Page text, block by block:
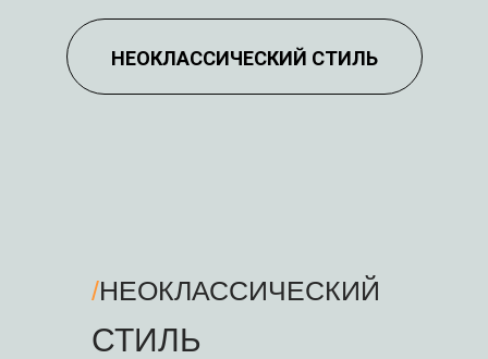
НЕОКЛАССИЧЕСКИЙ СТИЛЬ
/НЕОКЛАССИЧЕСКИЙ
СТИЛЬ